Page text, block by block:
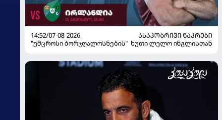
14:52/07-08-2026
ᲐᲡᲐᲙᲝᲑᲠᲘᲕᲘ ᲜᲐᲙᲠᲔᲑᲘ
"უმცროსი ბორჯღალოსნების" ხუთი ლელო ინგლისთან